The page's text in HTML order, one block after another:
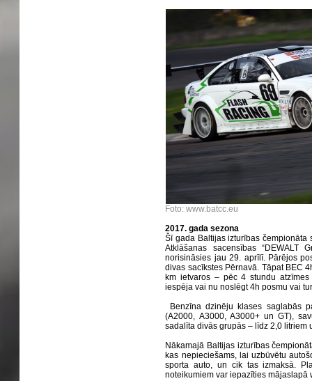
Foto: www.batcc.eu
2017. gada sezona
Šī gada Baltijas izturības čempionāta
Atklāšanas sacensības “DEWALT
norisināsies jau 29. aprīlī. Pārējos
divas sacīkstes Pērnavā. Tāpat BEC
km ietvaros – pēc 4 stundu
iespēja vai nu noslēgt 4h posmu vai
Benzīna dzinēju klases saglabās
(A2000, A3000, A3000+ un GT),
sadalīta divās grupās – līdz 2,0 litriem
Nākamajā Baltijas izturības
kas nepieciešams, lai uzbūvētu
sporta auto, un cik tas izmaksā.
noteikumiem var iepazīties mājaslapā